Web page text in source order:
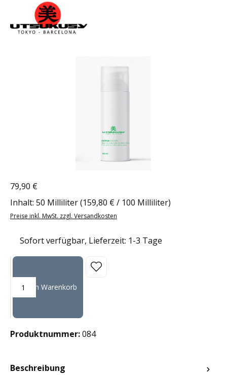
Regulärer Preis:
79,90 €
Inhalt: 50 Milliliter(159,80 € / 100 Milliliter)
Preise inkl. MwSt. zzgl. Versandkosten
Sofort verfügbar, Lieferzeit: 1-3 Tage
Produkt Anzahl: Gib den gewünschten Wert ein oder benutze die
In den Warenkorb
Produktnummer:084
Beschreibung